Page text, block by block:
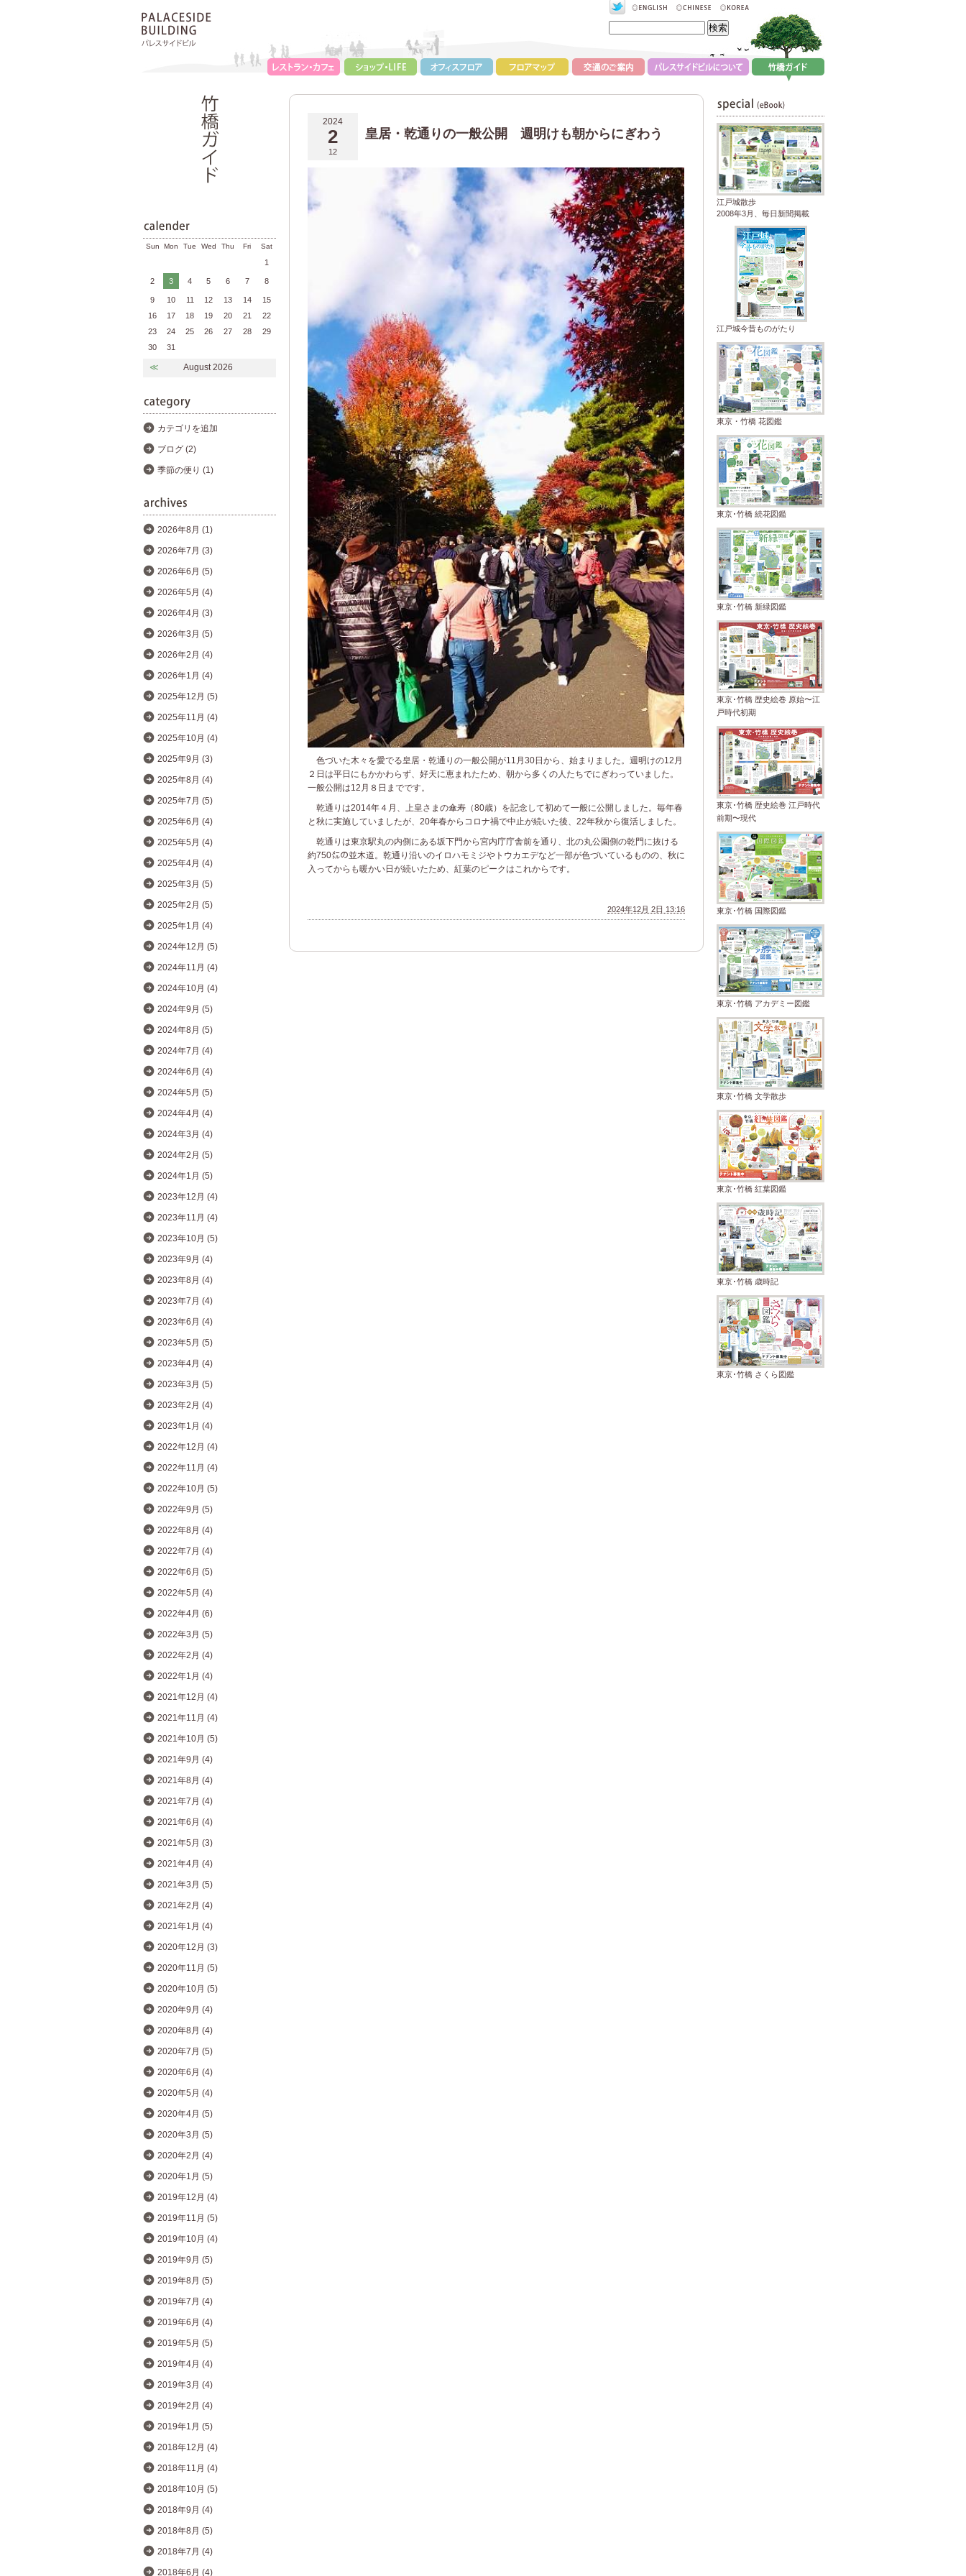
2024
2
12
皇居・乾通りの一般公開 週明けも朝からにぎわう
色づいた木々を愛でる皇居・乾通りの一般公開が11月30日から、始まりました。週明けの12月
２日は平日にもかかわらず、好天に恵まれたため、朝から多くの人たちでにぎわっていました。
一般公開は12月８日までです。
乾通りは2014年４月、上皇さまの傘寿（80歳）を記念して初めて一般に公開しました。毎年春
と秋に実施していましたが、20年春からコロナ禍で中止が続いた後、22年秋から復活しました。
乾通りは東京駅丸の内側にある坂下門から宮内庁庁舎前を通り、北の丸公園側の乾門に抜ける
約750㍍の並木道。乾通り沿いのイロハモミジやトウカエデなど一部が色づいているものの、秋に
入ってからも暖かい日が続いたため、紅葉のピークはこれからです。
2024年12月 2日 13:16
Sun Mon Tue Wed Thu Fri Sat
1
2 3 4 5 6 7 8
9 10 11 12 13 14
15
16
17 18 19 20 21
22
23
24 25 26 27 28
29
30
31
≪ August 2026
カテゴリを追加
ブログ (2)
季節の便り (1)
2026年8月 (1)
2026年7月 (3)
2026年6月 (5)
2026年5月 (4)
2026年4月 (3)
2026年3月 (5)
2026年2月 (4)
2026年1月 (4)
2025年12月 (5)
2025年11月 (4)
2025年10月 (4)
2025年9月 (3)
2025年8月 (4)
2025年7月 (5)
2025年6月 (4)
2025年5月 (4)
2025年4月 (4)
2025年3月 (5)
2025年2月 (5)
2025年1月 (4)
2024年12月 (5)
2024年11月 (4)
2024年10月 (4)
2024年9月 (5)
2024年8月 (5)
2024年7月 (4)
2024年6月 (4)
2024年5月 (5)
2024年4月 (4)
2024年3月 (4)
2024年2月 (5)
2024年1月 (5)
2023年12月 (4)
2023年11月 (4)
2023年10月 (5)
2023年9月 (4)
2023年8月 (4)
2023年7月 (4)
2023年6月 (4)
2023年5月 (5)
2023年4月 (4)
2023年3月 (5)
2023年2月 (4)
2023年1月 (4)
2022年12月 (4)
2022年11月 (4)
2022年10月 (5)
2022年9月 (5)
2022年8月 (4)
2022年7月 (4)
2022年6月 (5)
2022年5月 (4)
2022年4月 (6)
2022年3月 (5)
2022年2月 (4)
2022年1月 (4)
2021年12月 (4)
2021年11月 (4)
2021年10月 (5)
2021年9月 (4)
2021年8月 (4)
2021年7月 (4)
2021年6月 (4)
2021年5月 (3)
2021年4月 (4)
2021年3月 (5)
2021年2月 (4)
2021年1月 (4)
2020年12月 (3)
2020年11月 (5)
2020年10月 (5)
2020年9月 (4)
2020年8月 (4)
2020年7月 (5)
2020年6月 (4)
2020年5月 (4)
2020年4月 (5)
2020年3月 (5)
2020年2月 (4)
2020年1月 (5)
2019年12月 (4)
2019年11月 (5)
2019年10月 (4)
2019年9月 (5)
2019年8月 (5)
2019年7月 (4)
2019年6月 (4)
2019年5月 (5)
2019年4月 (4)
2019年3月 (4)
2019年2月 (4)
2019年1月 (5)
2018年12月 (4)
2018年11月 (4)
2018年10月 (5)
2018年9月 (4)
2018年8月 (5)
2018年7月 (4)
2018年6月 (4)
江戸城散歩
2008年3月、毎日新聞掲載
江戸城今昔ものがたり
東京・竹橋 花図鑑
東京･竹橋 続花図鑑
東京･竹橋 新緑図鑑
東京･竹橋 歴史絵巻 原始〜江
戸時代初期
東京･竹橋 歴史絵巻 江戸時代
前期〜現代
東京･竹橋 国際図鑑
東京･竹橋 アカデミー図鑑
東京･竹橋 文学散歩
東京･竹橋 紅葉図鑑
東京･竹橋 歳時記
東京･竹橋 さくら図鑑